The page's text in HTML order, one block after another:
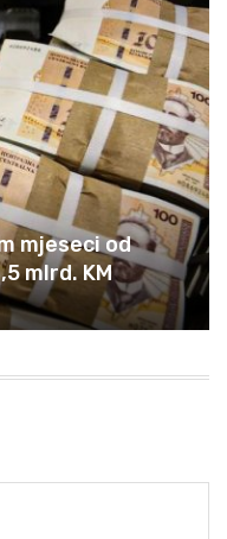
mjeseci od
mlrd. KM